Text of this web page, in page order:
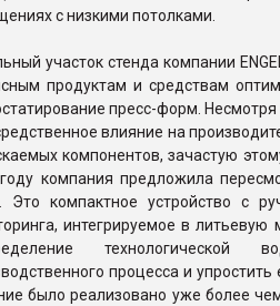
с низкими потолками.
участок стенда компании
продуктам и средствам
пресс-форм.
влияние на
компонентов, зачастую
компания предложила
Это компактное устройство с
интегрируемое в
технологической
процесса и
было реализовано уже более